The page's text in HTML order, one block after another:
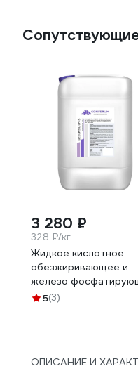
3 280 ₽
328 ₽/кг
Жидкое кислотное
обезжиривающее и
железо
средство КОНФЕРУМ
5(3)
ОПИСАНИЕ И